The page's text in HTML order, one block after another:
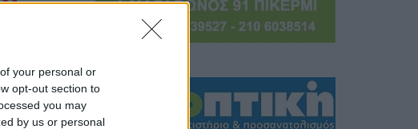
your personal or
opt-out section to
you may
by us or personal